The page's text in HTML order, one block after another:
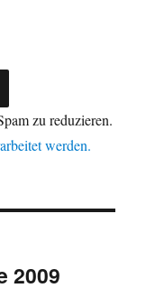
zu reduzieren.
werden.
2009